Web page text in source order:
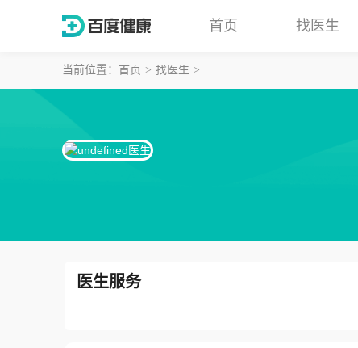
首页 找医生
当前位置： 首页 找医生
医生服务